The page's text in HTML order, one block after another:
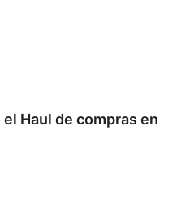
Haul de compras en